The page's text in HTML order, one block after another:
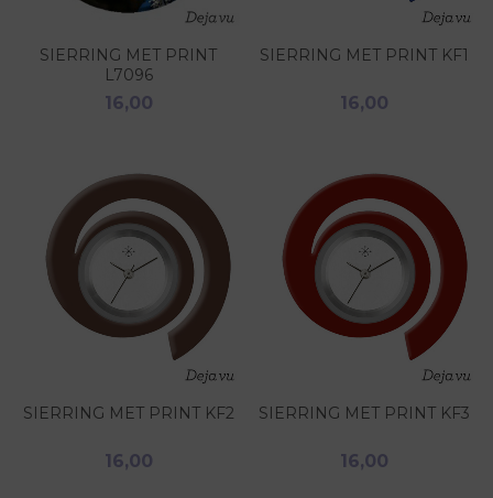
SIERRING MET PRINT
L7096
16,00
SIERRING MET PRINT KF1
16,00
SIERRING MET PRINT KF2
16,00
SIERRING MET PRINT KF3
16,00